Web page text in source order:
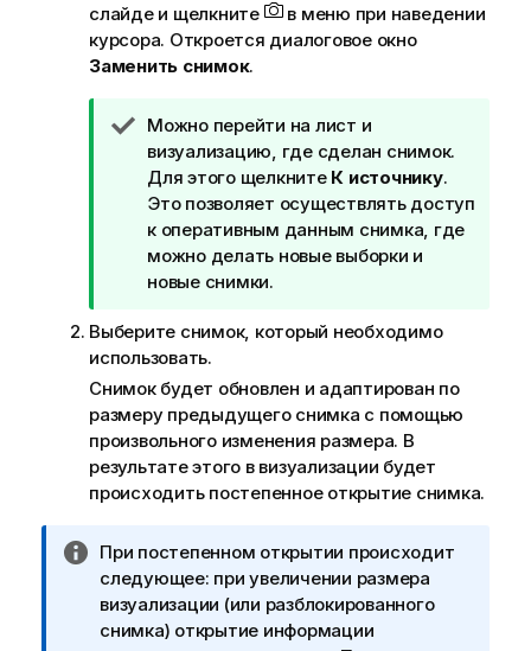
слайде и щелкните
в меню при наведении
курсора. Откроется диалоговое окно
Заменить снимок.
П
р
и
м
е
ч
а
и
е
к
п
о
д
с
к
Можно перейти на лист и
визуализацию, где сделан снимок.
Для этого щелкните К источнику.
Это позволяет осуществлять доступ
к оперативным данным снимка, где
можно делать новые выборки и
новые снимки.
Выберите снимок, который необходимо
использовать.
Снимок будет обновлен и адаптирован по
размеру предыдущего снимка с помощью
произвольного изменения размера. В
результате этого в визуализации будет
происходить постепенное открытие снимка.
П
р
и
м
При постепенном открытии происходит
следующее: при увеличении размера
визуализации (или разблокированного
снимка) открытие информации